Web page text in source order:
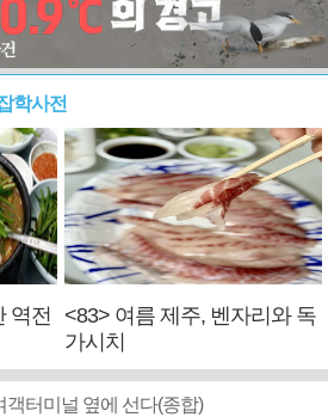
학사전
역전
<83> 여름 제주, 벤자리와 독
가시치
객터미널 옆에 선다(종합)